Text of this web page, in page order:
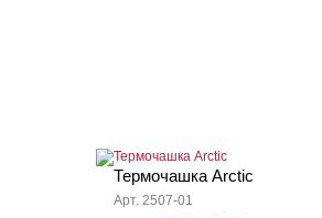
Термочашка Arctic
Арт. 2507-01